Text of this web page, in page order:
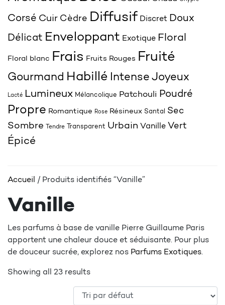
Corsé Cuir Cèdre Diffusif Discret Doux
Délicat Enveloppant Exotique Floral
Floral blanc Frais Fruits Rouges Fruité
Gourmand Habillé Intense Joyeux
Lacté Lumineux Mélancolique Patchouli Poudré
Propre Romantique Rose Résineux Santal Sec
Sombre Tendre Transparent Urbain Vanille Vert
Épicé
Accueil / Produits identifiés “Vanille”
Vanille
Les parfums à base de vanille Pierre Guillaume Paris
apportent une chaleur douce et séduisante. Pour plus
de douceur sucrée, explorez nos Parfums Exotiques.
Showing all 23 results